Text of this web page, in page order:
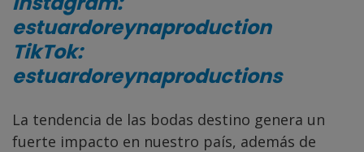
estuardoreynaproduction
TikTok:
estuardoreynaproductions
La tendencia de las bodas destino genera un
fuerte impacto en nuestro país, además de